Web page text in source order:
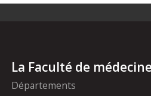
La Faculté de médecine
Départements